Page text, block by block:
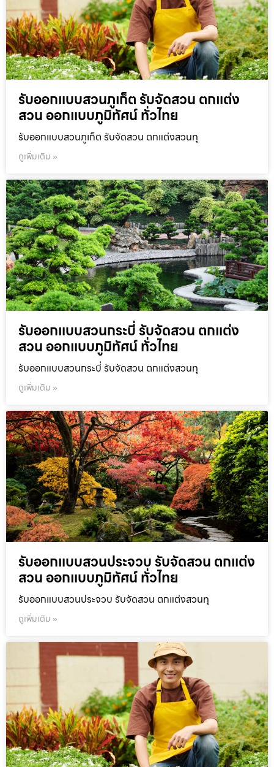
รับออกแบบสวนภูเก็ต รับจัดสวน ตกแต่ง
สวน ออกแบบภูมิทัศน์ ทั่วไทย
รับออกแบบสวนภูเก็ต รับจัดสวน ตกแต่งสวนทุ
ดูเพิ่มเติม »
รับออกแบบสวนกระบี่ รับจัดสวน ตกแต่ง
สวน ออกแบบภูมิทัศน์ ทั่วไทย
รับออกแบบสวนกระบี่ รับจัดสวน ตกแต่งสวนทุ
ดูเพิ่มเติม »
รับออกแบบสวนประจวบ รับจัดสวน ตกแต่ง
สวน ออกแบบภูมิทัศน์ ทั่วไทย
รับออกแบบสวนประจวบ รับจัดสวน ตกแต่งสวนทุ
ดูเพิ่มเติม »